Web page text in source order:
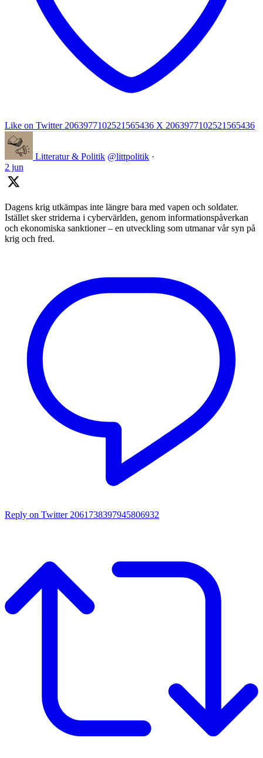
Like on Twitter 2063977102521565436 X 2063977102521565436
Litteratur & Politik @littpolitik ·
2 jun
Dagens krig utkämpas inte längre bara med vapen och soldater.
Istället sker striderna i cybervärlden, genom informationspåverkan
och ekonomiska sanktioner – en utveckling som utmanar vår syn på
krig och fred.
Reply on Twitter 2061738397945806932